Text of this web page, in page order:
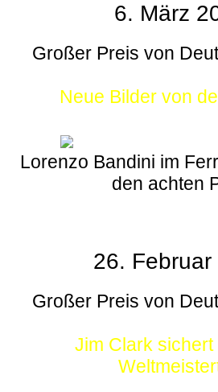
6. März
Großer Preis von
Neue Bilder von
Lorenzo Bandini im
den achten
26. Februar
Großer Preis von
Jim Clark sichert